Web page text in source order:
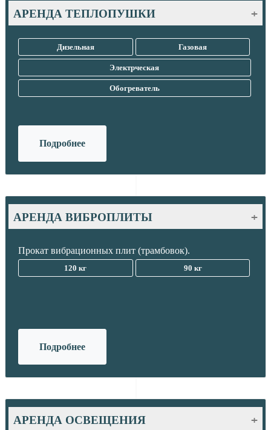
АРЕНДА ТЕПЛОПУШКИ
Дизельная Газовая
Электрческая
Обогреватель
Подробнее
АРЕНДА ВИБРОПЛИТЫ
доставкой или самовывозом со склада в Минске.
Прокат вибрационных плит (трамбовок).
120 кг 90 кг
Подробнее
АРЕНДА ОСВЕЩЕНИЯ